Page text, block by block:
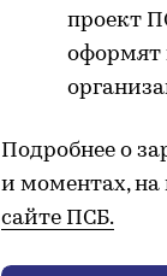
проект
оформят
Подробнее о
и моментах, на
сайте ПСБ.